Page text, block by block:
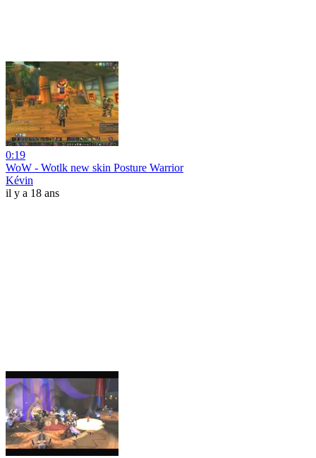
0:19
WoW - Wotlk new skin Posture Warrior
Kévin
il y a 18 ans